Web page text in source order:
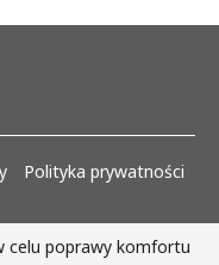
Polityka prywatności
zastrzeżone. | Realizacja:
celu poprawy komfortu